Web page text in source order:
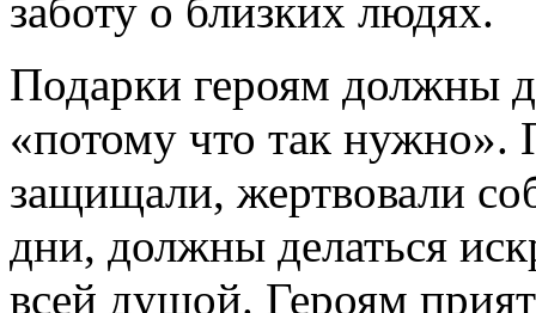
заботу о близких людях.
Подарки героям должны
«потому что так нужно».
защищали, жертвовали
дни, должны делаться
всей душой. Героям